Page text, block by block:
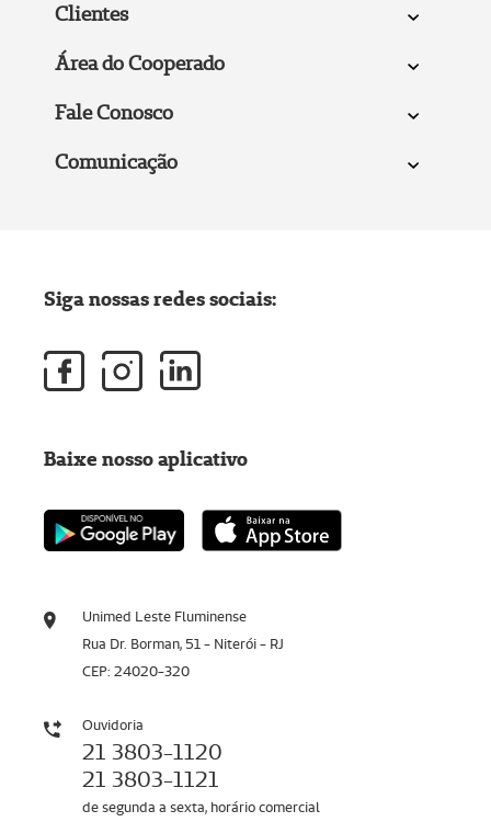
Clientes
Área do Cooperado
Fale Conosco
Comunicação
Unimed Leste Fluminense
Rua Dr. Borman, 51 - Niterói - RJ
CEP: 24020-320
Ouvidoria
21 3803-1120
21 3803-1121
de segunda a sexta, horário comercial
Siga nossas redes sociais:
Baixe nosso aplicativo